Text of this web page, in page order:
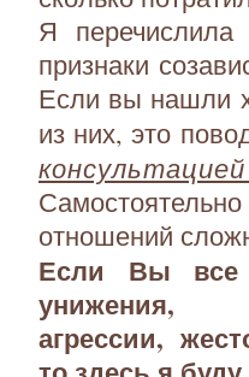
Я перечислила
признаки
Если вы нашли
из них, это
отношений
Если Вы все
унижения,
агрессии,